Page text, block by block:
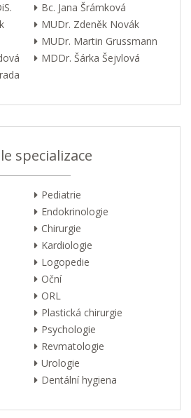
Bc. Jana Šrámková
MUDr. Zdeněk Novák
MUDr. Martin Grussmann
MDDr. Šárka Šejvlová
specializace
Pediatrie
Endokrinologie
Chirurgie
Kardiologie
Logopedie
Oční
ORL
Plastická chirurgie
Psychologie
Revmatologie
Urologie
Dentální hygiena